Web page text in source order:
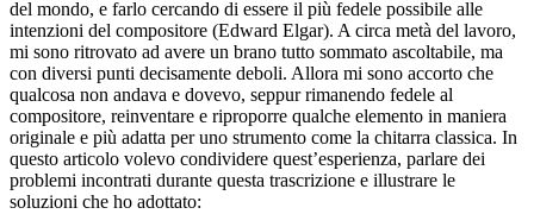
del mondo, e farlo cercando di essere il più fedele possibile alle
intenzioni del compositore (Edward Elgar). A circa metà del lavoro,
mi sono ritrovato ad avere un brano tutto sommato ascoltabile, ma
con diversi punti decisamente deboli. Allora mi sono accorto che
qualcosa non andava e dovevo, seppur rimanendo fedele al
compositore, reinventare e riproporre qualche elemento in maniera
originale e più adatta per uno strumento come la chitarra classica. In
questo articolo volevo condividere quest’esperienza, parlare dei
problemi incontrati durante questa trascrizione e illustrare le
soluzioni che ho adottato: